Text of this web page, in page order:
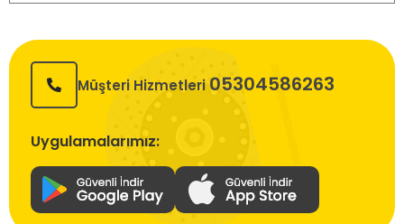
Müşteri Hizmetleri 05304586263
Uygulamalarımız: